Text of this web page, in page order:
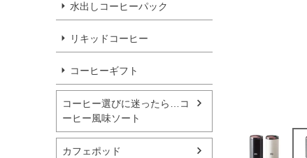
水出しコーヒーパック
リキッドコーヒー
コーヒーギフト
コーヒー選びに迷ったら…コ
ーヒー風味ソート
カフェポッド